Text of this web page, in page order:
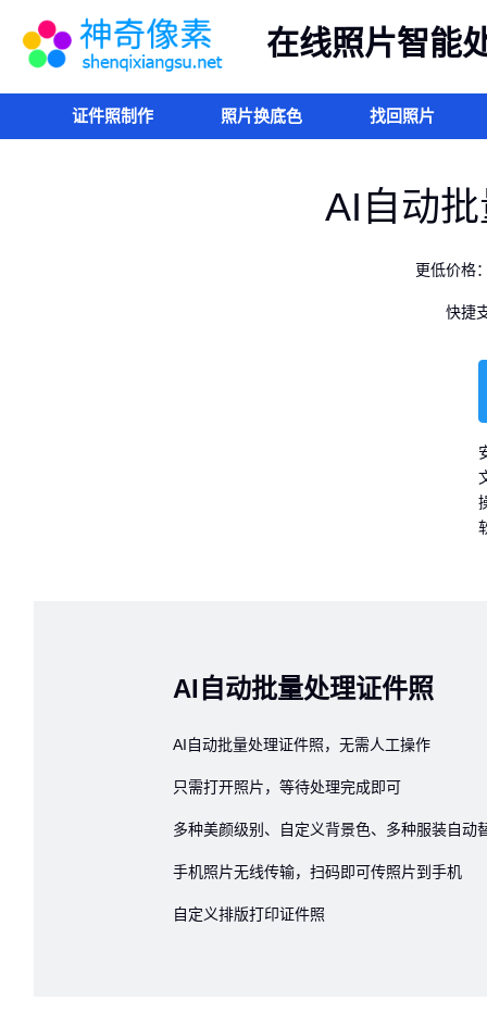
在线照片智能
证件照制作 照片换底色 找回照片
AI自动
更低价格
快捷
AI自动批量处理证件照
AI自动批量处理证件照，无需人工操作
只需打开照片，等待处理完成即可
多种美颜级别、自定义背景色、多种服装自动
手机照片无线传输，扫码即可传照片到手机
自定义排版打印证件照